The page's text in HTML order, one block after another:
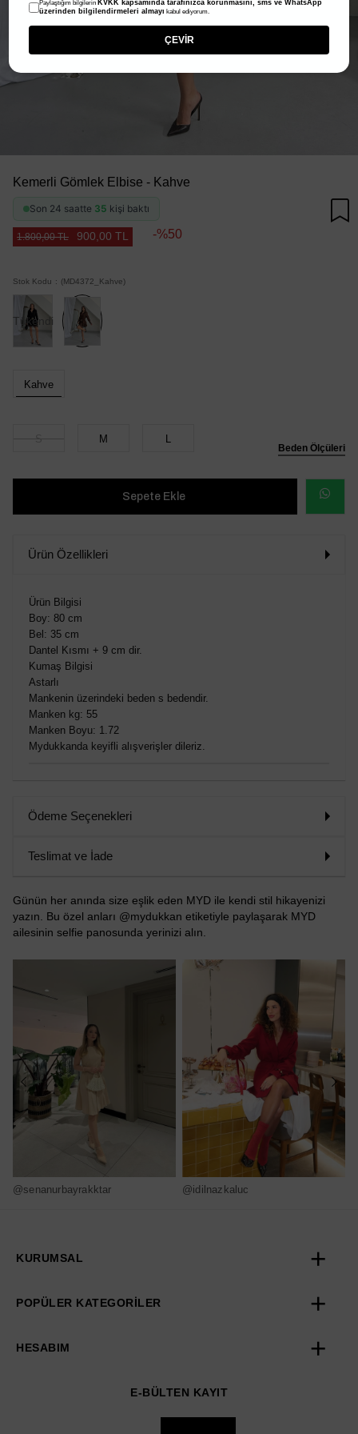
Kemerli Gömlek Elbise - Kahve
Son 24 saatte 35 kişi baktı
1.800,00 TL 900,00 TL 50
Stok Kodu (MD4372_Kahve)
Tükendi
Beden Ölçüleri
Kahve
M L
SİPARİŞ
Ürün Özellikleri
Ürün Bilgisi
Boy: 80 cm
Bel: 35 cm
Dantel Kısmı + 9 cm dir.
Kumaş Bilgisi
Astarlı
Mankenin üzerindeki beden s bedendir.
Manken kg: 55
Manken Boyu: 1.72
Mydukkanda keyifli alışverişler dileriz.
Ödeme Seçenekleri
Teslimat ve İade
Günün her anında size eşlik eden MYD ile kendi stil hikayenizi
yazın. Bu özel anları @mydukkan etiketiyle paylaşarak MYD
ailesinin selfie panosunda yerinizi alın.
@senanurbayrakktar @idilnazkaluc
KURUMSAL
POPÜLER KATEGORİLER
HESABIM
E-BÜLTEN KAYIT
Paylaştığım bilgilerin KVKK kapsamında tarafınızca korunmasını, sms ve WhatsApp
üzerinden bilgilendirmeleri almayı kabul ediyorum.
ÇEVİR